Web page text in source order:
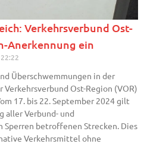
Verkehrsverbund Ost-
Anerkennung ein
22:22
Überschwemmungen in der
Ost-Region (VOR)
17. bis 22. September 2024 gilt
aller Verbund- und
Sperren betroffenen Strecken. Dies
Verkehrsmittel ohne